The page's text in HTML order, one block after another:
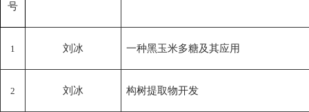
号
1 刘冰 一种黑玉米多糖及其应用
2 刘冰 构树提取物开发